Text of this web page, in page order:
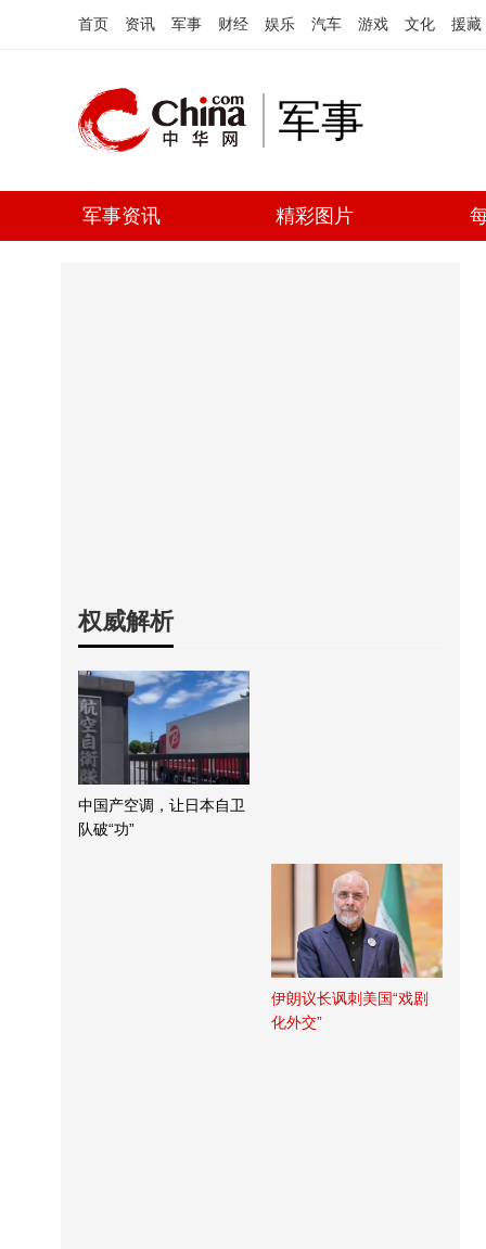
首页 资讯 军事 财经 娱乐 汽车 游戏 文化 援藏
军事
军事资讯 精彩图片
权威解析
中国产空调，让日本自卫
队破“功”
伊朗议长讽刺美国“戏剧
化外交”